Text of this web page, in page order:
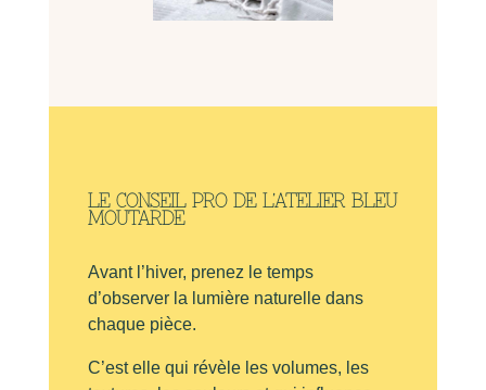
LE CONSEIL PRO DE L’ATELIER BLEU
MOUTARDE
Avant l’hiver, prenez le temps
d’observer la lumière naturelle dans
chaque pièce.
C’est elle qui révèle les volumes, les